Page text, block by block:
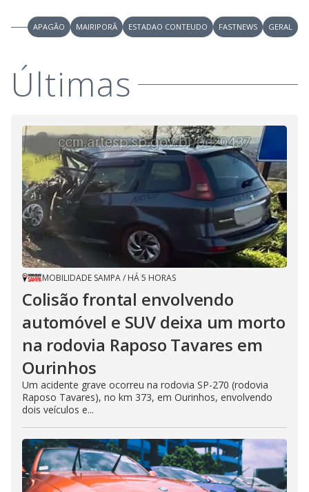
APAGÃO MAIRIPORÃ ESTADAO CONTEUDO FASTNEWS GERAL
Últimas
MOBILIDADE SAMPA/ HÁ 5 HORAS
Colisão frontal envolvendo
automóvel e SUV deixa um morto
na rodovia Raposo Tavares em
Ourinhos
Um acidente grave ocorreu na rodovia SP-270 (rodovia
Raposo Tavares), no km 373, em Ourinhos, envolvendo
dois veículos e...